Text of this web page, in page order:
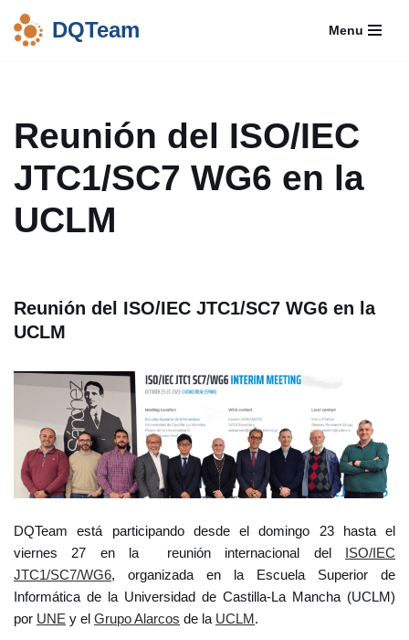
Saltar
DQTeam Menu
Reunión del ISO/IEC
JTC1/SC7 WG6 en la
UCLM
Reunión del ISO/IEC JTC1/SC7 WG6 en la
UCLM
DQTeam está participando desde el domingo 23 hasta el
viernes 27 en la reunión internacional del ISO/IEC
JTC1/SC7/WG6, organizada en la Escuela Superior de
Informática de la Universidad de Castilla-La Mancha (UCLM)
por UNE y el Grupo Alarcos de la UCLM.